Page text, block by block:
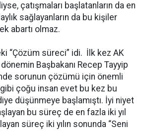
çatışmaları başlatanların da en
sağlayanların da bu kişiler
abartı olmaz.
“Çözüm süreci” idi. İlk kez AK
Başbakanı Recep Tayyip
sorunun çözümü için önemli
çoğu insan evet bu kez bu
düşünmeye başlamıştı. İyi niyet
bu süreç de en fazla iki yıl
süreç iki yılın sonunda “Seni